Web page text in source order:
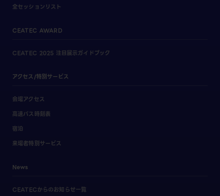
全セッションリスト
CEATEC AWARD
CEATEC 2025 注目展示ガイドブック
アクセス/特別サービス
会場アクセス
高速バス時刻表
宿泊
来場者特別サービス
News
CEATECからのお知らせ一覧